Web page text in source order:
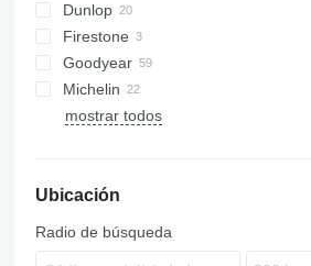
Dunlop
Firestone
Goodyear
Michelin
B-series
mostrar todos
Ubicación
Radio de búsqueda